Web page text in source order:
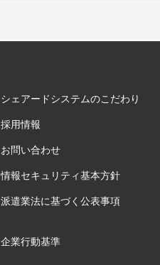
シェアードシステムのこだわり
採用情報
お問い合わせ
情報セキュリティ基本方針
派遣業法に基づく公表事項
企業行動基準